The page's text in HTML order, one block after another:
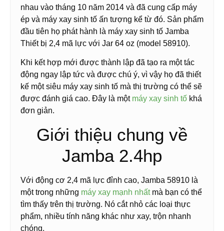
nhau vào tháng 10 năm 2014 và đã cung cấp máy
ép và máy xay sinh tố ấn tượng kể từ đó. Sản phẩm
đầu tiên họ phát hành là máy xay sinh tố Jamba
Thiết bị 2,4 mã lực với Jar 64 oz (model 58910).
Khi kết hợp mới được thành lập đã tạo ra một tác
động ngay lập tức và được chú ý, vì vậy họ đã thiết
kế một siêu máy xay sinh tố mà thị trường có thể sẽ
được đánh giá cao. Đây là một máy xay sinh tố khá
đơn giản.
Giới thiệu chung về
Jamba 2.4hp
Với động cơ 2,4 mã lực đỉnh cao, Jamba 58910 là
một trong những máy xay mạnh nhấtmà bạn có thể
tìm thấy trên thị trường. Nó cắt nhỏ các loại thực
phẩm, nhiều tính năng khác như xay, trộn nhanh
chóng.